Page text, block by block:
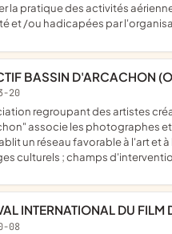
la pratique des activités
et /ou hadicapées par
BASSIN D'ARCACHON
20
associe les photographes
un réseau favorable à l'art
culturels ; champs
INTERNATIONAL DU
08